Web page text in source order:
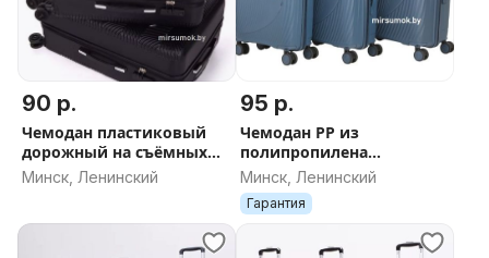
90 р.
Чемодан пластиковый
дорожный на съёмных
колесах новый в Минске
ДОСТАВКА поликарбонат
Минск, Ленинский
95 р.
Чемодан PP из
полипропилена
(ударопрочный пластик)
синий
Минск, Ленинский
Гарантия